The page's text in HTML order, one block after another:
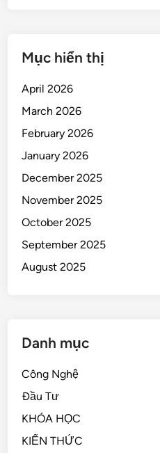
Mục hiển thị
April 2026
March 2026
February 2026
January 2026
December 2025
November 2025
October 2025
September 2025
August 2025
Danh mục
Công Nghệ
Đầu Tư
KHÓA HỌC
KIẾN THỨC